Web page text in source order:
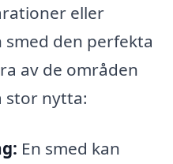
eller
smed den perfekta
av de områden
stor nytta:
En smed kan